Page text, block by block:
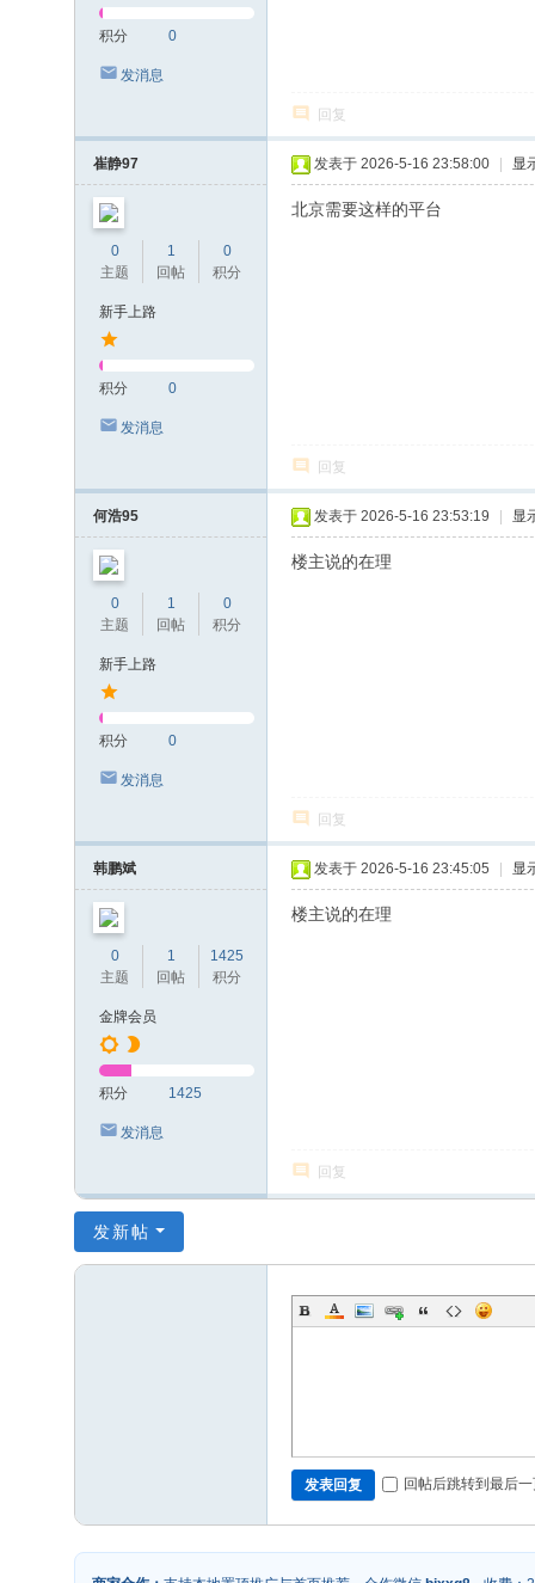
积分 0
发消息
回复
崔静97
0
主题
1
回帖
0
积分
新手上路
积分 0
发消息
发表于 2026-5-16 23:58:00 显
北京需要这样的平台
回复
何浩95
0
主题
1
回帖
0
积分
新手上路
积分 0
发消息
发表于 2026-5-16 23:53:19 显
楼主说的在理
回复
韩鹏斌
0
主题
1
回帖
1425
积分
金牌会员
积分 1425
发消息
发表于 2026-5-16 23:45:05 显
楼主说的在理
回复
发新帖
发表回复 回帖后跳转到最后